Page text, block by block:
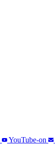
YouTube-on